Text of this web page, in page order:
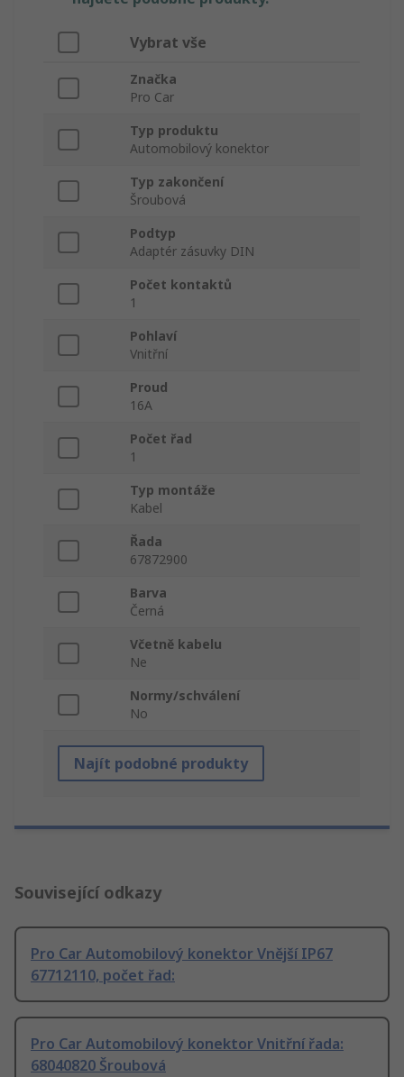
Vybrat vše
Značka
Pro Car
Typ produktu
Automobilový konektor
Typ zakončení
Šroubová
Podtyp
Adaptér zásuvky DIN
Počet kontaktů
1
Pohlaví
Vnitřní
Proud
16A
Počet řad
1
Typ montáže
Kabel
Řada
67872900
Barva
Černá
Včetně kabelu
Ne
Normy/schválení
No
Najít podobné produkty
Související odkazy
Pro Car Automobilový konektor Vnější IP67
67712110, počet řad:
Pro Car Automobilový konektor Vnitřní řada:
68040820 Šroubová